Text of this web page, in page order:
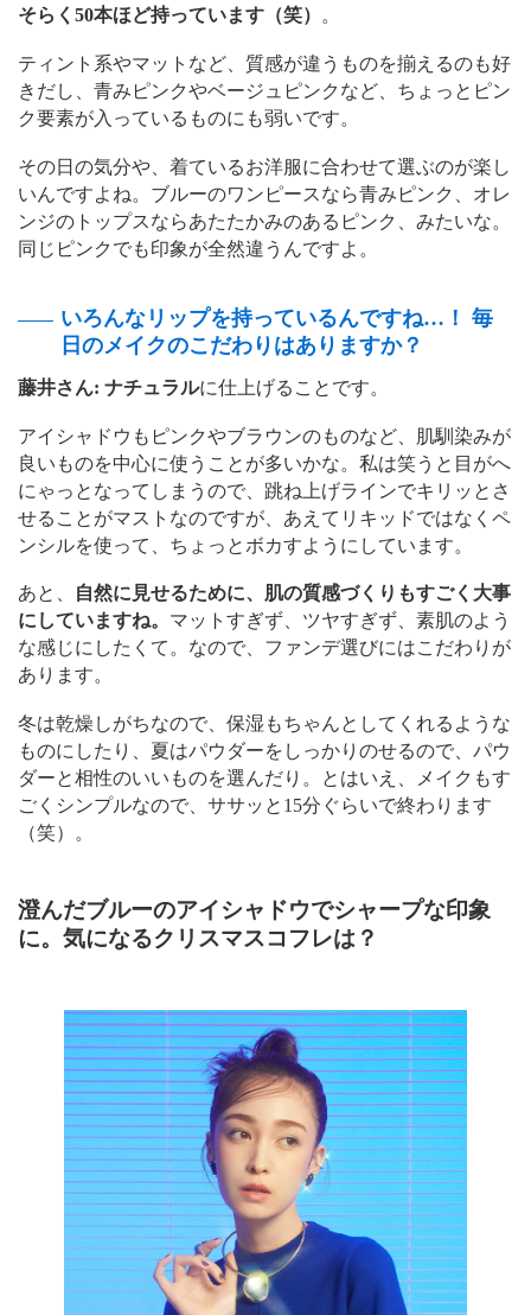
そらく50本ほど持っています（笑）
。
ティント系やマットなど、質感が違うものを揃えるのも好
きだし、青みピンクやベージュピンクなど、ちょっとピン
ク要素が入っているものにも弱いです。
その日の気分や、着ているお洋服に合わせて選ぶのが楽し
いんですよね。ブルーのワンピースなら青みピンク、オレ
ンジのトップスならあたたかみのあるピンク、みたいな。
同じピンクでも印象が全然違うんですよ。
いろんなリップを持っているんですね…！ 毎
日のメイクのこだわりはありますか？
藤井さん: ナチュラルに仕上げることです。
アイシャドウもピンクやブラウンのものなど、肌馴染みが
良いものを中心に使うことが多いかな。私は笑うと目がへ
にゃっとなってしまうので、跳ね上げラインでキリッとさ
せることがマストなのですが、あえてリキッドではなくペ
ンシルを使って、ちょっとボカすようにしています。
あと、
自然に見せるために、肌の質感づくりもすごく大事
にしていますね。 マットすぎず、ツヤすぎず、素肌のよう
な感じにしたくて。なので、ファンデ選びにはこだわりが
あります。
冬は乾燥しがちなので、保湿もちゃんとしてくれるような
ものにしたり、夏はパウダーをしっかりのせるので、パウ
ダーと相性のいいものを選んだり。とはいえ、メイクもす
ごくシンプルなので、ササッと15分ぐらいで終わります
（笑）。
澄んだブルーのアイシャドウでシャープな印象
に。気になるクリスマスコフレは？